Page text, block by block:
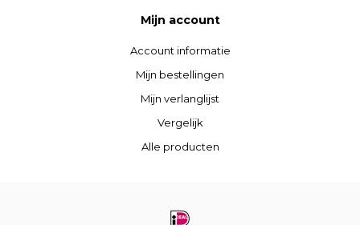
Mijn account
Account informatie
Mijn bestellingen
Mijn verlanglijst
Vergelijk
Alle producten